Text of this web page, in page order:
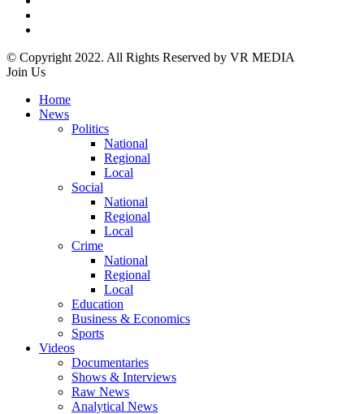
© Copyright 2022. All Rights Reserved by VR MEDIA
Join Us
Home
News
Politics
National
Regional
Local
Social
National
Regional
Local
Crime
National
Regional
Local
Education
Business & Economics
Sports
Videos
Documentaries
Shows & Interviews
Raw News
Analytical News